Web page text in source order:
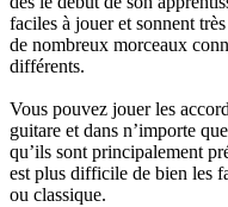
faciles à jouer et sonnent
de nombreux morceaux
différents.
Vous pouvez jouer les
guitare et dans n’importe
qu’ils sont principalement
est plus difficile de bien les
ou classique.